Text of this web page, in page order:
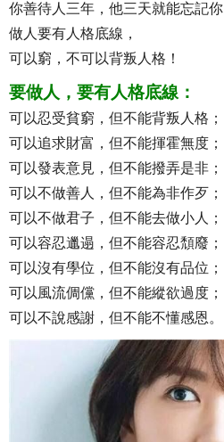
你善待人三年，他三天就能忘記你
做人要有人格底線，
可以窮，不可以背叛人格！
要做人，要有人格底線：
可以忍受貧窮，但不能背叛人格；
可以追求財富，但不能揮霍無度；
可以發表意見，但不能撥弄是非；
可以不做善人，但不能為非作歹；
可以不做君子，但不能去做小人；
可以容忍邋遢，但不能容忍頹廢；
可以沒有學位，但不能沒有品位；
可以風流倜儻，但不能縱欲過度；
可以不說感謝，但不能不懂感恩。